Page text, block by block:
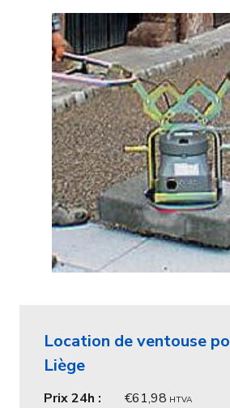
Location de ventouse
Liège
Prix 24h : 61,98 HTVA